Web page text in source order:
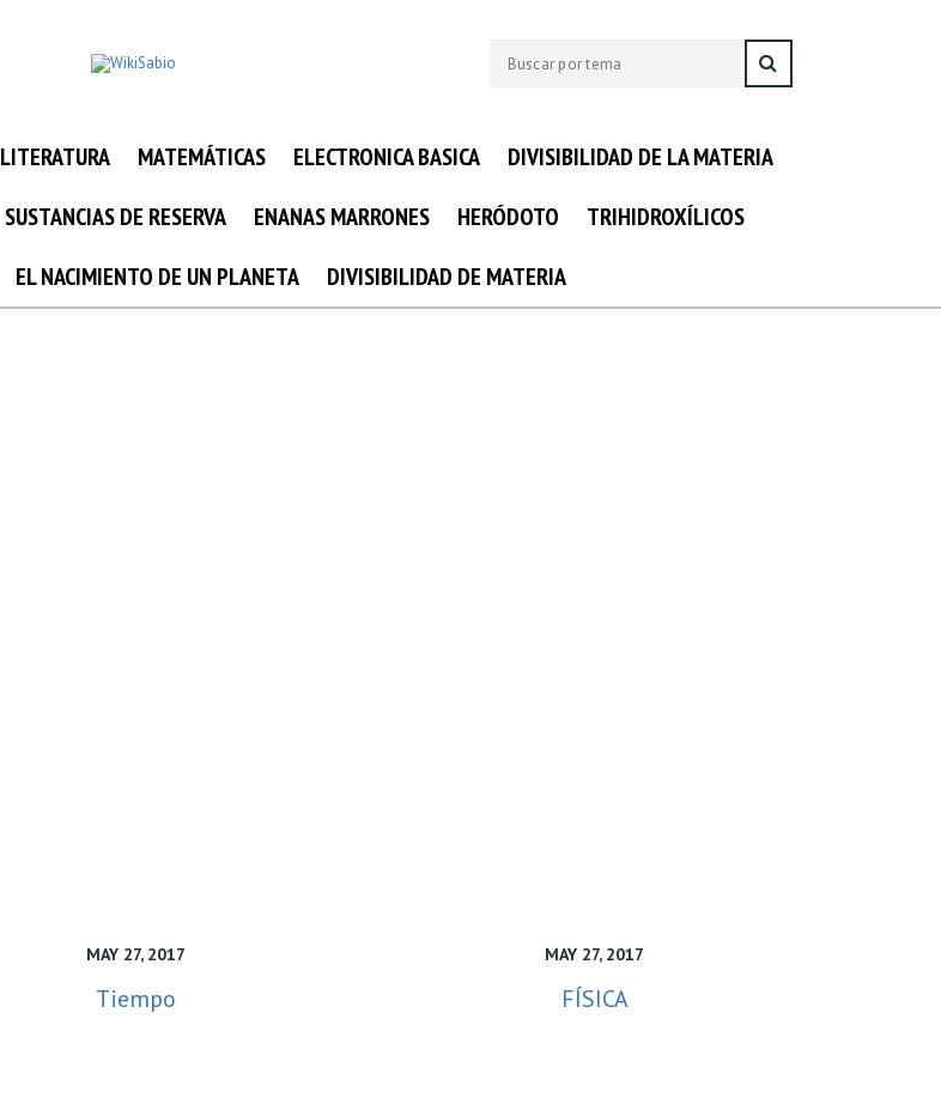
LITERATURA MATEMÁTICAS ELECTRONICA BASICA
DIVISIBILIDAD DE LA MATERIA
SUSTANCIAS DE RESERVA ENANAS MARRONES HERÓDOTO
TRIHIDROXÍLICOS
EL NACIMIENTO DE UN PLANETA DIVISIBILIDAD DE MATERIA
MAY 27, 2017
Tiempo
MAY 27, 2017
FÍSICA